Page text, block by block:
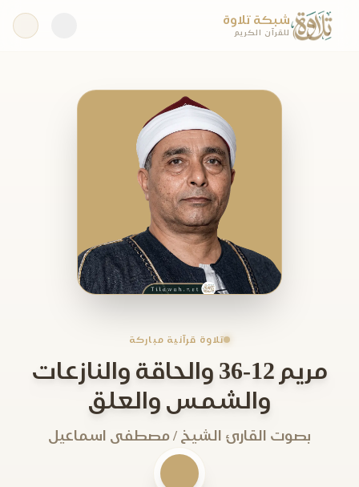
شبكة تلاوة
للقرآن الكريم
تلاوة قرآنية مباركة
مريم 12-36 والحاقة والنازعات
والشمس والعلق
بصوت القارئ الشيخ / مصطفى اسماعيل